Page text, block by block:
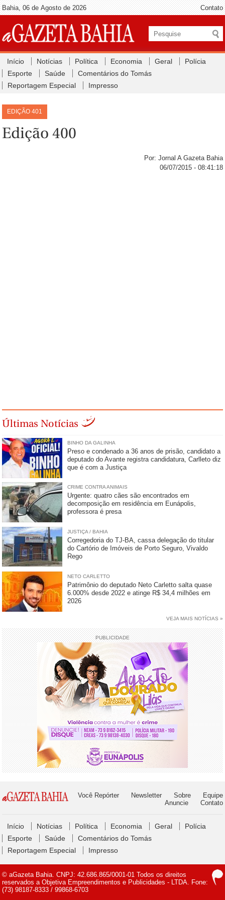
Bahia, 06 de Agosto de 2026 Contato
Início Notícias Política Economia Geral
Polícia
Esporte
Saúde
Comentários do Tomás
Reportagem Especial
Impresso
EDIÇÃO 401
Edição 400
Por: Jornal A Gazeta Bahia
06/07/2015 - 08:41:18
Últimas Notícias
BINHO DA GALINHA
Preso e condenado a 36 anos de prisão, candidato a
deputado do Avante registra candidatura, Carlleto diz
que é com a Justiça
CRIME CONTRA ANIMAIS
Urgente: quatro cães são encontrados em
decomposição em residência em Eunápolis,
professora é presa
JUSTIÇA / BAHIA
Corregedoria do TJ-BA, cassa delegação do titular
do Cartório de Imóveis de Porto Seguro, Vivaldo
Rego
NETO CARLETTO
Patrimônio do deputado Neto Carletto salta quase
6.000% desde 2022 e atinge R$ 34,4 milhões em
2026
VEJA MAIS NOTÍCIAS »
PUBLICIDADE
Você Repórter Newsletter Sobre
Equipe
Anuncie
Contato
Início Notícias Política Economia Geral
Polícia
Esporte
Saúde
Comentários do Tomás
Reportagem Especial
Impresso
© aGazeta Bahia. CNPJ: 42.686.865/0001-01 Todos os direitos
reservados a Objetiva Empreendimentos e Publicidades - LTDA. Fone:
(73) 98187-8333 / 99868-6703